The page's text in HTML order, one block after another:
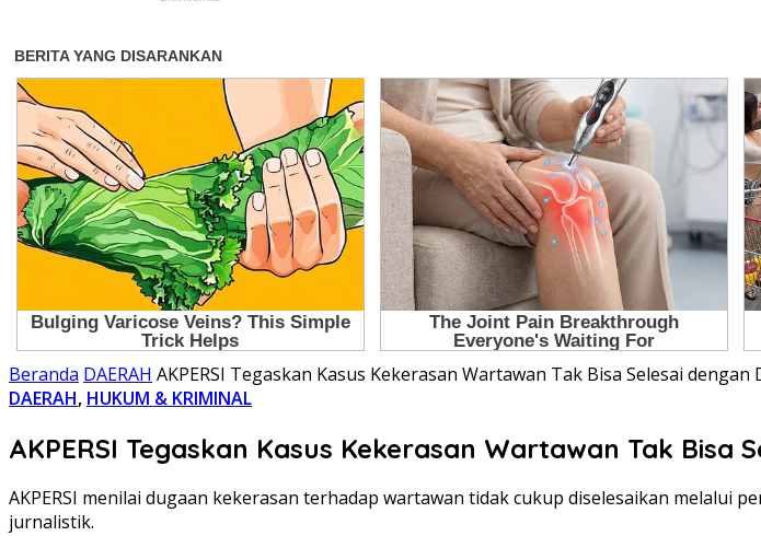
Beranda DAERAH AKPERSI Tegaskan Kasus Kekerasan Wartawan Tak Bisa Selesai dengan
DAERAH, HUKUM & KRIMINAL
AKPERSI Tegaskan Kasus Kekerasan Wartawan Tak Bisa
AKPERSI menilai dugaan kekerasan terhadap wartawan tidak cukup diselesaikan
jurnalistik.